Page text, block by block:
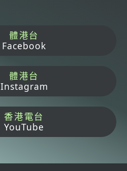
體港台
Facebook
體港台
Instagram
香港電台
YouTube